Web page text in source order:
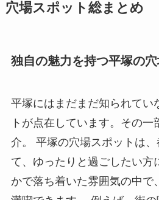
穴場スポット総まとめ
独自の魅力を持つ平塚の
平塚にはまだまだ知られてい
トが点在しています。その一
介。 平塚の穴場スポットは
て、ゆったりと過ごしたい方
かで落ち着いた雰囲気の中で